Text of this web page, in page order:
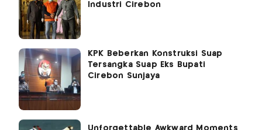
Industri Cirebon
KPK Beberkan Konstruksi Suap
Tersangka Suap Eks Bupati
Cirebon Sunjaya